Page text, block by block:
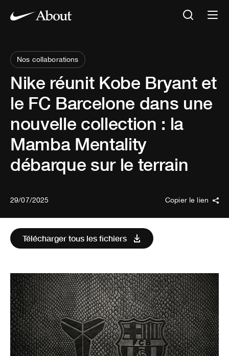
Nos collaborations
Nike réunit Kobe Bryant et
le FC Barcelone dans une
nouvelle collection : la
Mamba Mentality
débarque sur le terrain
29/07/2025 Copier le lien
Télécharger tous les fichiers